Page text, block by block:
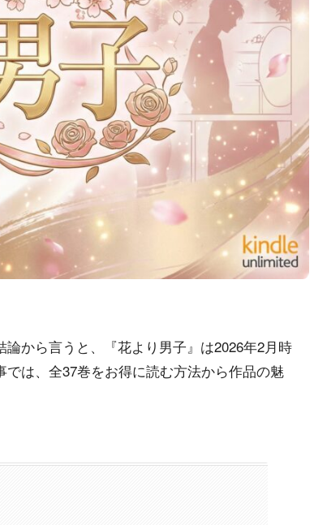
から言うと、『花より男子』は2026年2月時
は、全37巻をお得に読む方法から作品の魅